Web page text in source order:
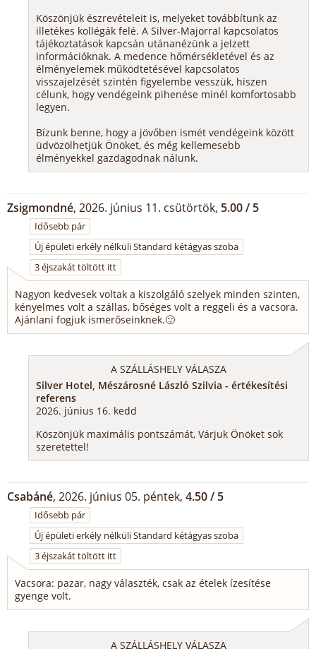
Köszönjük észrevételeit is, melyeket továbbítunk az
illetékes kollégák felé. A Silver-Majorral kapcsolatos
tájékoztatások kapcsán utánanézünk a jelzett
információknak. A medence hőmérsékletével és az
élményelemek működtetésével kapcsolatos
visszajelzését szintén figyelembe vesszük, hiszen
célunk, hogy vendégeink pihenése minél komfortosabb
legyen.
Bízunk benne, hogy a jövőben ismét vendégeink között
üdvözölhetjük Önöket, és még kellemesebb
élményekkel gazdagodnak nálunk.
Zsigmondné, 2026. június 11. csütörtök, 5.00 / 5
Idősebb pár
Új épületi erkély nélküli Standard kétágyas szoba
3 éjszakát töltött itt
Nagyon kedvesek voltak a kiszolgáló szelyek minden szinten,
kényelmes volt a szállas, bőséges volt a reggeli és a vacsora.
Ajánlani fogjuk ismerőseinknek.🙂
A SZÁLLÁSHELY VÁLASZA
Silver Hotel, Mészárosné László Szilvia - értékesítési
referens
2026. június 16. kedd
Köszönjük maximális pontszámát, Várjuk Önöket sok
szeretettel!
Csabáné, 2026. június 05. péntek, 4.50 / 5
Idősebb pár
Új épületi erkély nélküli Standard kétágyas szoba
3 éjszakát töltött itt
Vacsora: pazar, nagy választék, csak az ételek ízesítése
gyenge volt.
A SZÁLLÁSHELY VÁLASZA